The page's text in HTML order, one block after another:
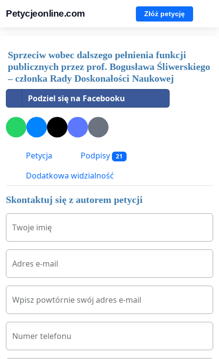
Petycjeonline.com Złóż petycję
Sprzeciw wobec dalszego pełnienia funkcji
publicznych przez prof. Bogusława Śliwerskiego
– członka Rady Doskonałości Naukowej
Podziel się na Facebooku
Petycja Podpisy 21
Dodatkowa widzialność
Skontaktuj się z autorem petycji
Twoje imię
Adres e-mail
Wpisz powtórnie swój adres e-mail
Numer telefonu